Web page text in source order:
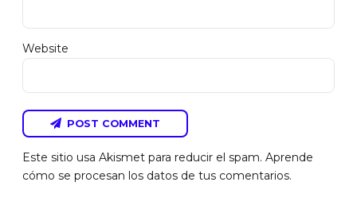
Website
POST COMMENT
Este sitio usa Akismet para reducir el spam. Aprende
cómo se procesan los datos de tus comentarios.